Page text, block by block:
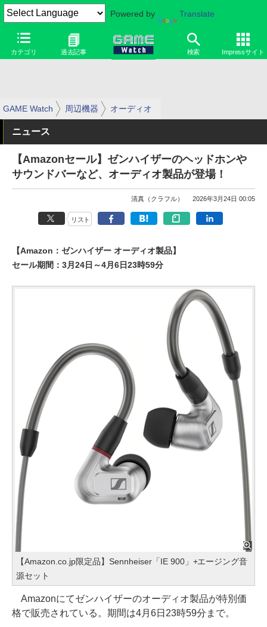
Powered by Translate
カテゴリ 過去記事 検索 Impressサイト
GAME Watch 周辺機器 オーディオ
ニュース
【Amazonセール】ゼンハイザーのヘッドホンや
サウンドバーなど、オーディオ製品が登場！
清真（クラフル） 2026年3月24日 00:05
リスト
【Amazon：ゼンハイザー オーディオ製品】
セール期間：3月24日～4月6日23時59分
【Amazon.co.jp限定品】Sennheiser「IE 900」+エージング音
源セット
Amazonにてゼンハイザーのオーディオ製品が特別価
格で販売されている。期間は4月6日23時59分まで。